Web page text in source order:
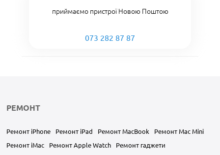
приймаємо пристрої Новою Поштою
073 282 87 87
РЕМОНТ
Ремонт iPhone Ремонт iPad Ремонт MacBook
Ремонт Mac Mini
Ремонт iMac
Ремонт Apple Watch Ремонт гаджети